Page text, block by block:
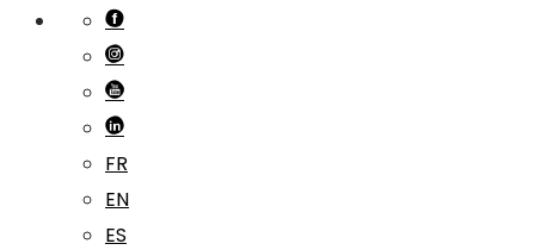
FR
EN
ES